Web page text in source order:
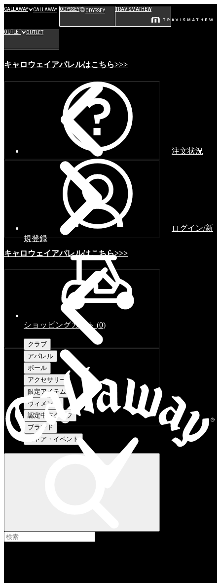
CALLAWAY CALLAWAY ODYSSEY ODYSSEY TRAVISMATHEW
OUTLET OUTLET
キャロウェイアパレルはこちら>>>
キャロウェイアパレルはこちら>>>
注文状況
ログイン/新
規登録
ショッピングカート (0)
クラブ
アパレル
ボール
アクセサリー
限定アイテム
ウィメンズ
認定中古クラブ
ブランド
ストア・イベント